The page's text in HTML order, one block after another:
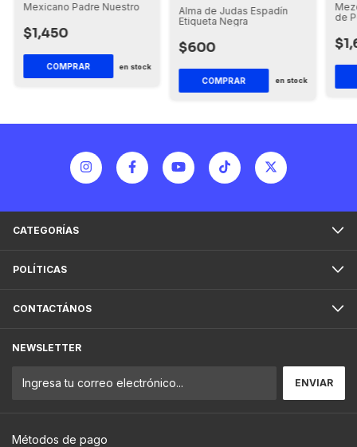
Mexicano Padre Nuestro
$1,450
en stock
Alma de Judas Espadín
Etiqueta Negra
$600
COMPRAR en stock
de
CATEGORÍAS
POLÍTICAS
CONTACTÁNOS
NEWSLETTER
Métodos de pago